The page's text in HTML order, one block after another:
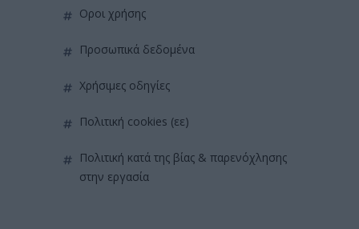
όροι χρήσης
προσωπικά δεδομένα
χρήσιμες οδηγίες
πολιτική cookies (εε)
πολιτική κατά της βίας & παρενόχλησης
στην εργασία